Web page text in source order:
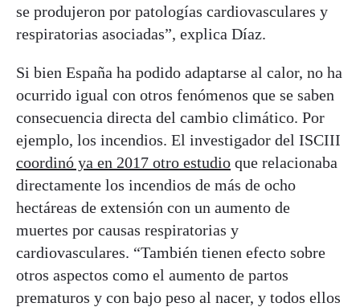
se produjeron por patologías cardiovasculares y
respiratorias asociadas”, explica Díaz.
Si bien España ha podido adaptarse al calor, no ha
ocurrido igual con otros fenómenos que se saben
consecuencia directa del cambio climático. Por
ejemplo, los incendios. El investigador del ISCIII
coordinó ya en 2017 otro estudio que relacionaba
directamente los incendios de más de ocho
hectáreas de extensión con un aumento de
muertes por causas respiratorias y
cardiovasculares. “También tienen efecto sobre
otros aspectos como el aumento de partos
prematuros y con bajo peso al nacer, y todos ellos